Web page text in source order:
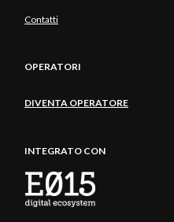
Contatti
OPERATORI
DIVENTA OPERATORE
INTEGRATO CON